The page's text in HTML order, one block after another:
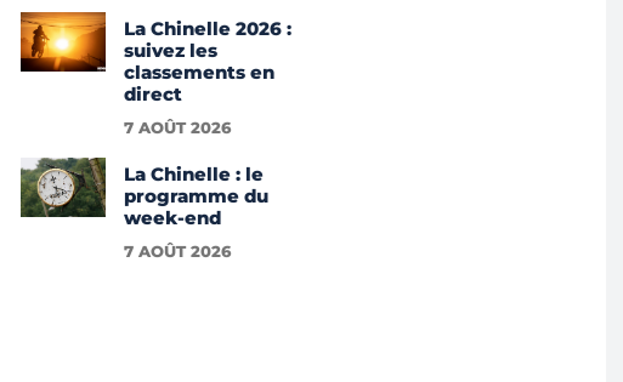
La Chinelle 2026 :
suivez les
classements en
direct
7 AOÛT 2026
La Chinelle : le
programme du
week-end
7 AOÛT 2026